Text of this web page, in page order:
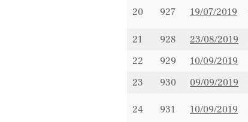
20 927 19/07/2019
21
928 23/08/2019
22
929 10/09/2019
23
930 09/09/2019
24 931 10/09/2019